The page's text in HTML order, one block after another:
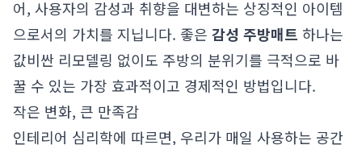
어, 사용자의 감성과 취향을 대변하는 상징적인 아이템
으로서의 가치를 지닙니다. 좋은 감성 주방매트 하나는
값비싼 리모델링 없이도 주방의 분위기를 극적으로 바
꿀 수 있는 가장 효과적이고 경제적인 방법입니다.
작은 변화, 큰 만족감
인테리어 심리학에 따르면, 우리가 매일 사용하는 공간